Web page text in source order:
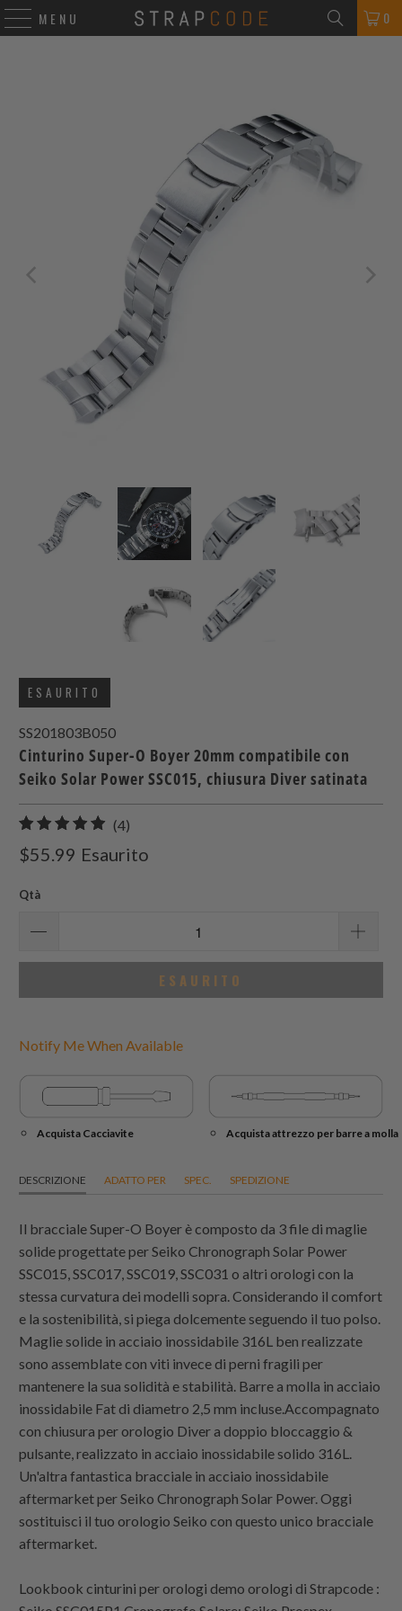
MENU 0
ESAURITO
SS201803B050
Cinturino Super-O Boyer 20mm compatibile con
Seiko Solar Power SSC015, chiusura Diver satinata
(4)
recensioni
$55.99 Esaurito
Qtà
ESAURITO
Notify Me When Available
Acquista Cacciavite Acquista attrezzo per barre a molla
DESCRIZIONE ADATTO PER SPEC. SPEDIZIONE
Il bracciale Super-O Boyer è composto da 3 file di maglie
solide progettate per Seiko Chronograph Solar Power
SSC015, SSC017, SSC019, SSC031 o altri orologi con la
stessa curvatura dei modelli sopra. Considerando il comfort
e la sostenibilità, si piega dolcemente seguendo il tuo polso.
Maglie solide in acciaio inossidabile 316L ben realizzate
sono assemblate con viti invece di perni fragili per
mantenere la sua solidità e stabilità. Barre a molla in acciaio
inossidabile Fat di diametro 2,5 mm incluse.Accompagnato
con chiusura per orologio Diver a doppio bloccaggio &
pulsante, realizzato in acciaio inossidabile solido 316L.
Un'altra fantastica bracciale in acciaio inossidabile
aftermarket per Seiko Chronograph Solar Power. Oggi
sostituisci il tuo orologio Seiko con questo unico bracciale
aftermarket.
Lookbook cinturini per orologi demo orologi diStrapcode :